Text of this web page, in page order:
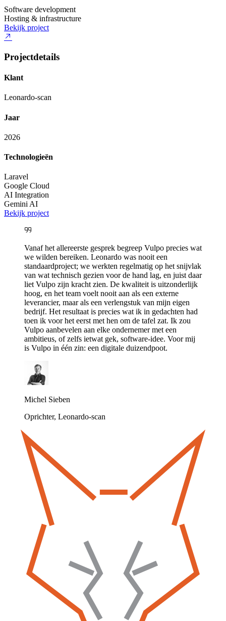
Software development
Hosting & infrastructure
Bekijk project
Projectdetails
Klant
Leonardo-scan
Jaar
2026
Technologieën
Laravel
Google Cloud
AI Integration
Gemini AI
Bekijk project
Vanaf het allereerste gesprek begreep Vulpo precies wat
we wilden bereiken. Leonardo was nooit een
standaardproject; we werkten regelmatig op het snijvlak
van wat technisch gezien voor de hand lag, en juist daar
liet Vulpo zijn kracht zien. De kwaliteit is uitzonderlijk
hoog, en het team voelt nooit aan als een externe
leverancier, maar als een verlengstuk van mijn eigen
bedrijf. Het resultaat is precies wat ik in gedachten had
toen ik voor het eerst met hen om de tafel zat. Ik zou
Vulpo aanbevelen aan elke ondernemer met een
ambitieus, of zelfs ietwat gek, software-idee. Voor mij
is Vulpo in één zin: een digitale duizendpoot.
Michel Sieben
Oprichter, Leonardo-scan